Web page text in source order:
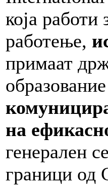
која работи
работење,
примаат
на
генерален
граници од